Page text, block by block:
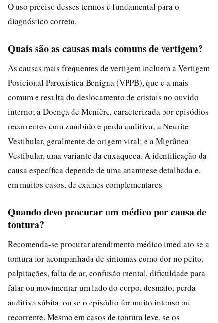
O uso preciso desses termos é fundamental para o
diagnóstico correto.
Quais são as causas mais comuns de vertigem?
As causas mais frequentes de vertigem incluem a Vertigem
Posicional Paroxística Benigna (VPPB), que é a mais
comum e resulta do deslocamento de cristais no ouvido
interno; a Doença de Ménière, caracterizada por episódios
recorrentes com zumbido e perda auditiva; a Neurite
Vestibular, geralmente de origem viral; e a Migrânea
Vestibular, uma variante da enxaqueca. A identificação da
causa específica depende de uma anamnese detalhada e,
em muitos casos, de exames complementares.
Quando devo procurar um médico por causa de
tontura?
Recomenda-se procurar atendimento médico imediato se a
tontura for acompanhada de sintomas como dor no peito,
palpitações, falta de ar, confusão mental, dificuldade para
falar ou movimentar um lado do corpo, desmaio, perda
auditiva súbita, ou se o episódio for muito intenso ou
recorrente. Mesmo em casos de tontura leve, se os